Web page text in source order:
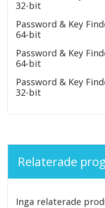
32-bit
Password & Key
64-bit
Password & Key
64-bit
Password & Key
32-bit
Relaterade
Inga relaterade